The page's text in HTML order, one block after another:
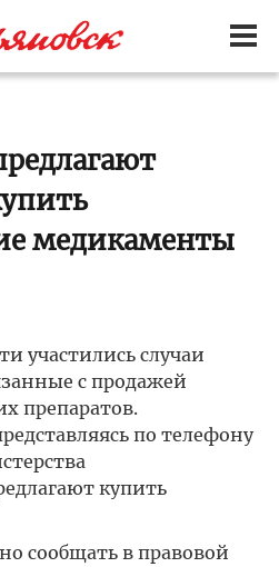
медикаменты
участились случаи
с продажей
препаратов.
по телефону
купить
сообщать в правовой